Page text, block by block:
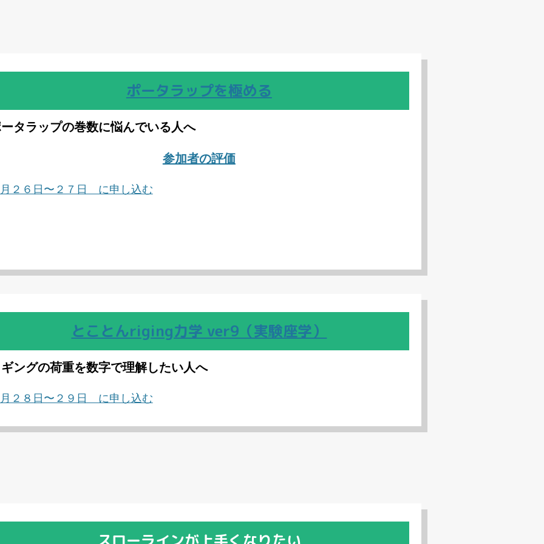
ポータラップを極める
タラップの巻数に悩んでいる人へ
参加者の評価
２６日〜２７日 に申し込む
とことんriging力学 ver9（実験座学）
ングの荷重を数字で理解したい人へ
２８日〜２９日 に申し込む